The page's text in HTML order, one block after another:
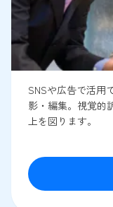
SNSや広告で活用
影・編集。視覚的
上を図ります。